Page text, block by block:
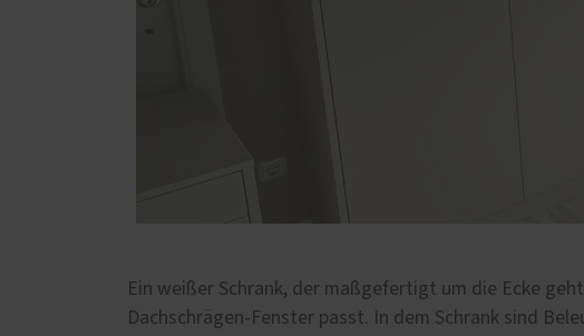
Ein weißer Schrank, der maßgefertigt um die Ecke
Dachschrägen-Fenster passt. In dem Schrank sind